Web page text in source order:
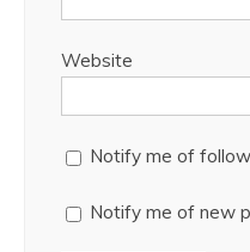
Website
Notify me of
Notify me of new